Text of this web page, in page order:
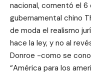
nacional, comentó el
gubernamental chino
de moda el realismo
hace la ley, y no al
Donroe -como se
“América para los